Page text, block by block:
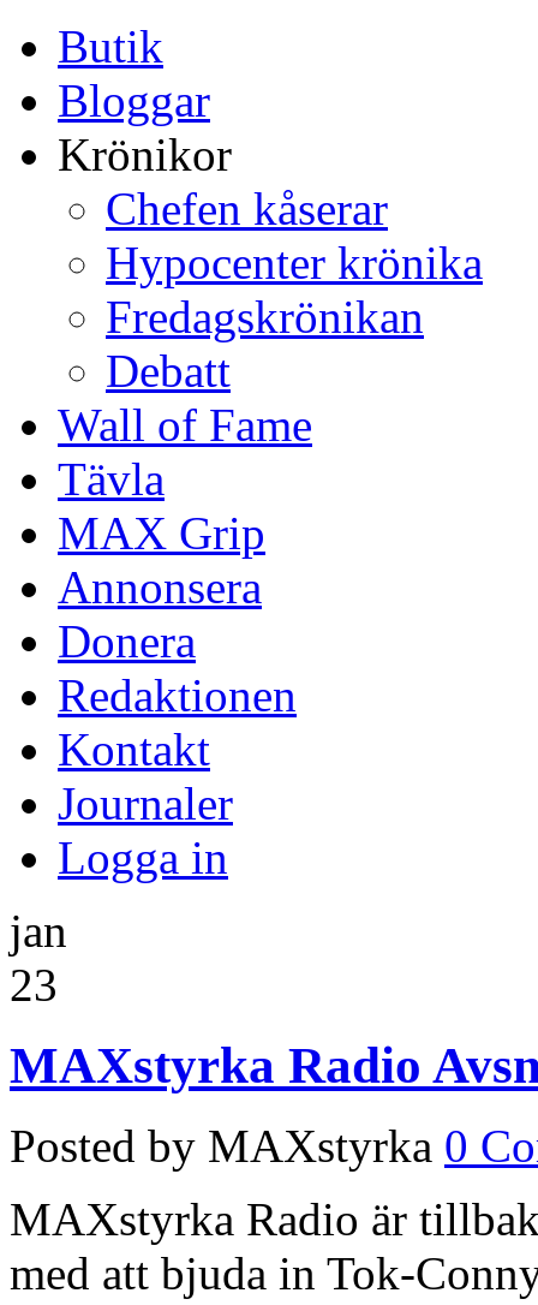
Butik
Bloggar
Krönikor
Chefen kåserar
Hypocenter krönika
Fredagskrönikan
Debatt
Wall of Fame
Tävla
MAX Grip
Annonsera
Donera
Redaktionen
Kontakt
Journaler
Logga in
jan
23
MAXstyrka Radio
Posted by MAXstyrka 0
MAXstyrka Radio är
med att bjuda in Tok-